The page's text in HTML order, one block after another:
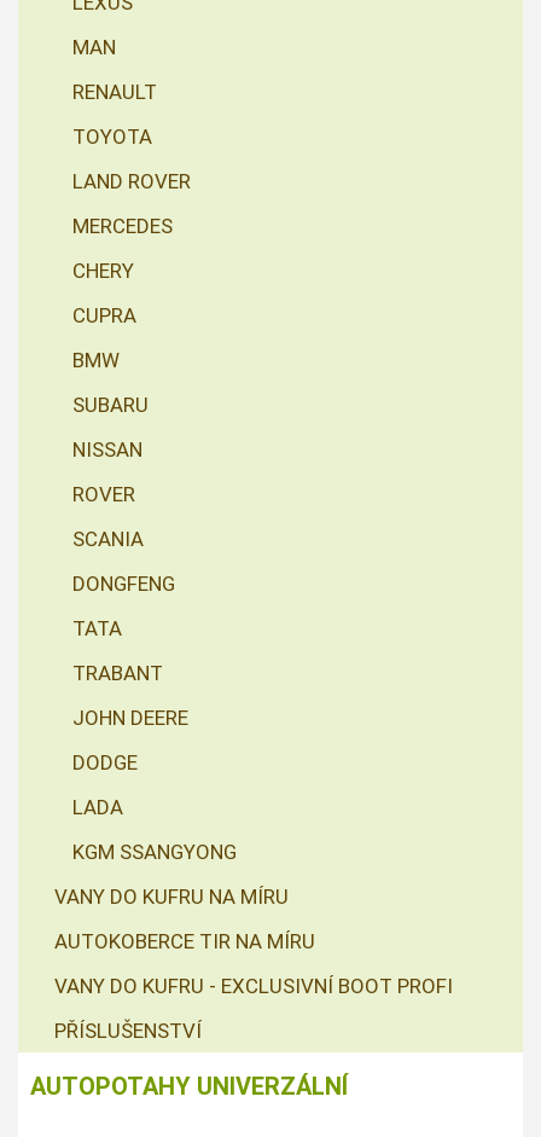
MAN
RENAULT
TOYOTA
LAND ROVER
MERCEDES
CHERY
CUPRA
BMW
SUBARU
NISSAN
ROVER
SCANIA
DONGFENG
TATA
TRABANT
JOHN DEERE
DODGE
LADA
KGM SSANGYONG
VANY DO KUFRU NA MÍRU
AUTOKOBERCE TIR NA MÍRU
VANY DO KUFRU - EXCLUSIVNÍ BOOT PROFI
PŘÍSLUŠENSTVÍ
AUTOPOTAHY UNIVERZÁLNÍ